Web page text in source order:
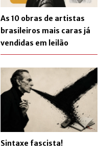
As 10 obras de artistas
brasileiros mais caras já
vendidas em leilão
Sintaxe fascista!